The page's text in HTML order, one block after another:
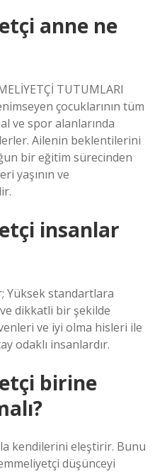
anne ne
TUTUMLARI
çocuklarının tüm
ve spor alanlarında
Ailenin beklentilerini
bir eğitim sürecinden
yaşının ve
insanlar
Yüksek standartlara
dikkatli bir şekilde
ve iyi olma hisleri ile
odaklı insanlardır.
birine
kendilerini eleştirir. Bunu
düşünceyi